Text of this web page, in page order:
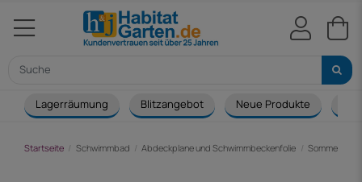
Lagerräumung Blitzangebot Neue Produkte
Startseite Schwimmbad Abdeckplane und Schwimmbeckenfolie